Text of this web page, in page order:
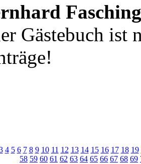
Fasching
Gästebuch ist
4 5 6 7 8 9 10 11 12 13 14 15 16 17 18 19
58 59 60 61 62 63 64 65 66 67 68 69